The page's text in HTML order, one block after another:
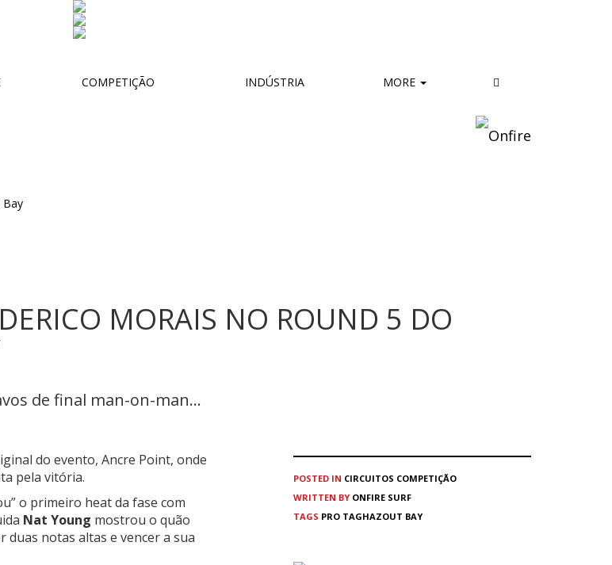
COMPETIÇÃO INDÚSTRIA MORE
MORAIS NO ROUND 5 DO
de final man-on-man...
do evento, Ancre Point, onde
pela vitória.
o primeiro heat da fase com
Nat Young mostrou o quão
duas notas altas e vencer a sua
POSTED IN CIRCUITOS COMPETIÇÃO
WRITTEN BY ONFIRE SURF
TAGS PRO TAGHAZOUT BAY